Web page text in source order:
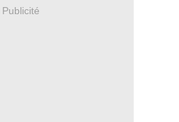
Publicité